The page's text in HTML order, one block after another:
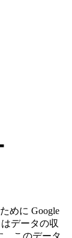
めに Google
データの収
。このデータ